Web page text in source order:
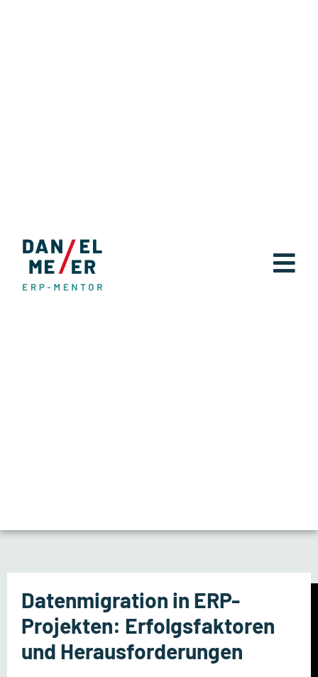
Datenmigration in ERP-
Projekten: Erfolgsfaktoren
und Herausforderungen